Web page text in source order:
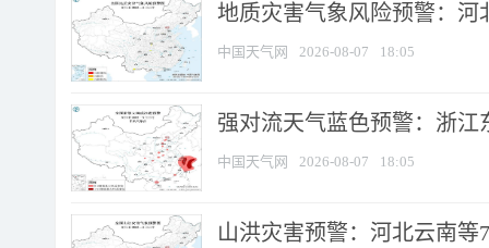
地质灾害气象风险预警：河
中国天气网 2026-08-07 18:05
强对流天气蓝色预警：浙江
中国天气网 2026-08-07 18:05
山洪灾害预警：河北云南